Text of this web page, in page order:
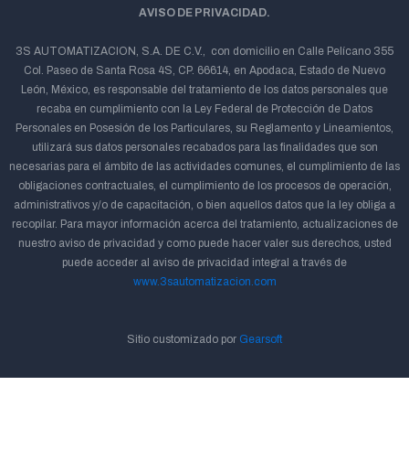
AVISO DE PRIVACIDAD.
3S AUTOMATIZACION, S.A. DE C.V., con domicilio en Calle Pelícano 355
Col. Paseo de Santa Rosa 4S, CP. 66614, en Apodaca, Estado de Nuevo
León, México, es responsable del tratamiento de los datos personales que
recaba en cumplimiento con la Ley Federal de Protección de Datos
Personales en Posesión de los Particulares, su Reglamento y Lineamientos,
utilizará sus datos personales recabados para las finalidades que son
necesarias para el ámbito de las actividades comunes, el cumplimiento de las
obligaciones contractuales, el cumplimiento de los procesos de operación,
administrativos y/o de capacitación, o bien aquellos datos que la ley obliga a
recopilar. Para mayor información acerca del tratamiento, actualizaciones de
nuestro aviso de privacidad y como puede hacer valer sus derechos, usted
puede acceder al aviso de privacidad integral a través de
www.3sautomatizacion.com
Sitio customizado por Gearsoft